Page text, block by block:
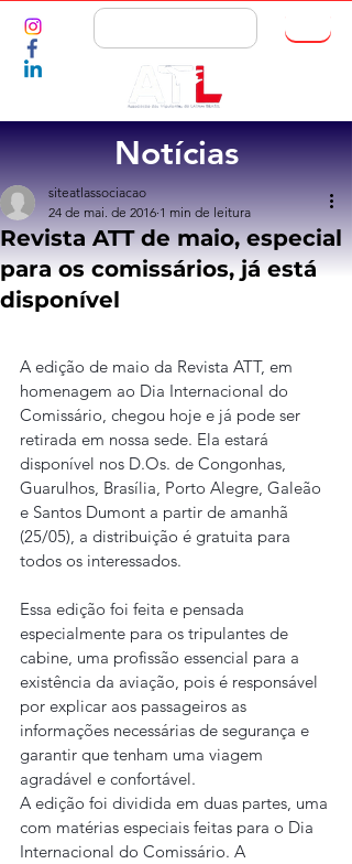
Notícias
Revista ATT de maio, especial
para os comissários, já está
disponível
siteatlassociacao
24 de mai. de 2016 1 min de leitura
A edição de maio da Revista ATT, em
homenagem ao Dia Internacional do
Comissário, chegou hoje e já pode ser
retirada em nossa sede. Ela estará
disponível nos D.Os. de Congonhas,
Guarulhos, Brasília, Porto Alegre, Galeão
e Santos Dumont a partir de amanhã
(25/05), a distribuição é gratuita para
todos os interessados.
Essa edição foi feita e pensada
especialmente para os tripulantes de
cabine, uma profissão essencial para a
existência da aviação, pois é responsável
por explicar aos passageiros as
informações necessárias de segurança e
garantir que tenham uma viagem
agradável e confortável.
A edição foi dividida em duas partes, uma
com matérias especiais feitas para o Dia
Internacional do Comissário. A